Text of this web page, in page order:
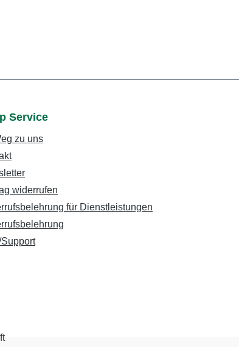
Service
zu uns
widerrufen
für Dienstleistungen